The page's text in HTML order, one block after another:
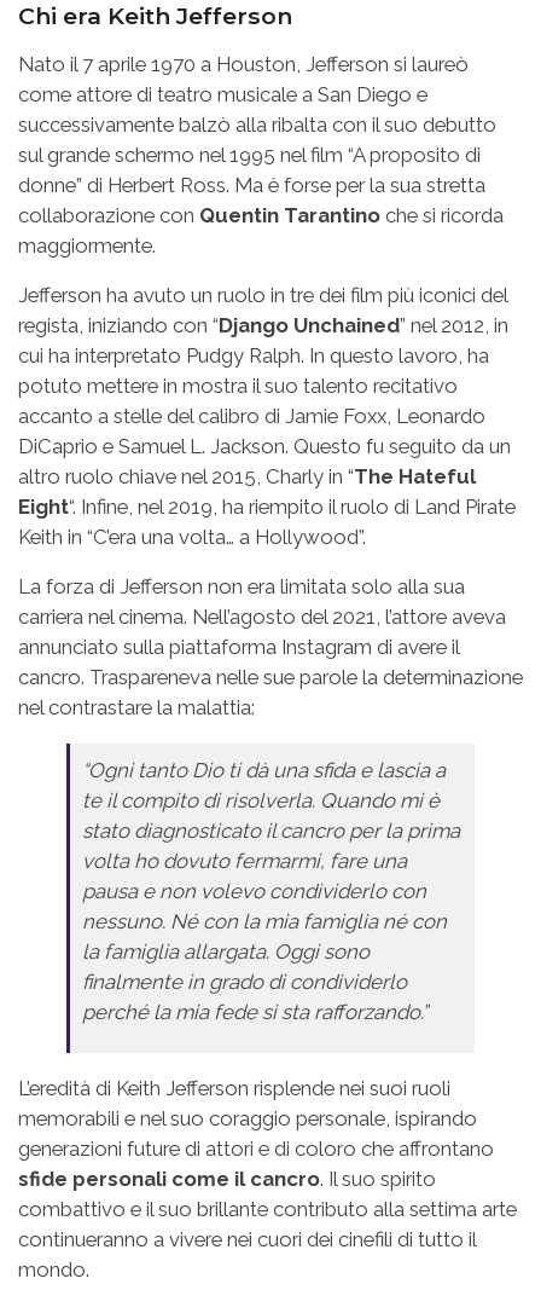
Chi era Keith Jefferson
Nato il 7 aprile 1970 a Houston, Jefferson si laureò
come attore di teatro musicale a San Diego e
successivamente balzò alla ribalta con il suo debutto
sul grande schermo nel 1995 nel film “A proposito di
donne” di Herbert Ross. Ma è forse per la sua stretta
collaborazione con Quentin Tarantino che si ricorda
maggiormente.
Jefferson ha avuto un ruolo in tre dei film più iconici del
regista, iniziando con “Django Unchained” nel 2012, in
cui ha interpretato Pudgy Ralph. In questo lavoro, ha
potuto mettere in mostra il suo talento recitativo
accanto a stelle del calibro di Jamie Foxx, Leonardo
DiCaprio e Samuel L. Jackson. Questo fu seguito da un
altro ruolo chiave nel 2015, Charly in “The Hateful
Eight“. Infine, nel 2019, ha riempito il ruolo di Land Pirate
Keith in “C’era una volta… a Hollywood”.
La forza di Jefferson non era limitata solo alla sua
carriera nel cinema. Nell’agosto del 2021, l’attore aveva
annunciato sulla piattaforma Instagram di avere il
cancro. Traspareneva nelle sue parole la determinazione
nel contrastare la malattia:
“Ogni tanto Dio ti dà una sfida e lascia a
te il compito di risolverla. Quando mi è
stato diagnosticato il cancro per la prima
volta ho dovuto fermarmi, fare una
pausa e non volevo condividerlo con
nessuno. Né con la mia famiglia né con
la famiglia allargata. Oggi sono
finalmente in grado di condividerlo
perché la mia fede si sta rafforzando.”
L’eredità di Keith Jefferson risplende nei suoi ruoli
memorabili e nel suo coraggio personale, ispirando
generazioni future di attori e di coloro che affrontano
sfide personali come il cancro. Il suo spirito
combattivo e il suo brillante contributo alla settima arte
continueranno a vivere nei cuori dei cinefili di tutto il
mondo.